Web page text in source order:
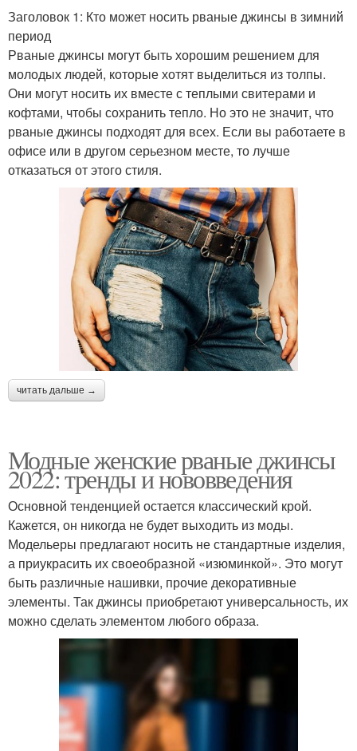
Заголовок 1: Кто может носить рваные джинсы в зимний
период
Рваные джинсы могут быть хорошим решением для
молодых людей, которые хотят выделиться из толпы.
Они могут носить их вместе с теплыми свитерами и
кофтами, чтобы сохранить тепло. Но это не значит, что
рваные джинсы подходят для всех. Если вы работаете в
офисе или в другом серьезном месте, то лучше
отказаться от этого стиля.
читать дальше →
Модные женские рваные джинсы
2022: тренды и нововведения
Основной тенденцией остается классический крой.
Кажется, он никогда не будет выходить из моды.
Модельеры предлагают носить не стандартные изделия,
а приукрасить их своеобразной «изюминкой». Это могут
быть различные нашивки, прочие декоративные
элементы. Так джинсы приобретают универсальность, их
можно сделать элементом любого образа.